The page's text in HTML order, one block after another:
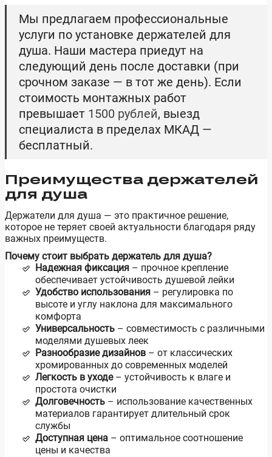
Мы предлагаем профессиональные
услуги по установке держателей для
душа. Наши мастера приедут на
следующий день после доставки (при
срочном заказе — в тот же день). Если
стоимость монтажных работ
превышает 1500 рублей, выезд
специалиста в пределах МКАД —
бесплатный.
Преимущества держателей
для душа
Держатели для душа — это практичное решение,
которое не теряет своей актуальности благодаря ряду
важных преимуществ.
Почему стоит выбрать держатель для душа?
Надежная фиксация – прочное крепление
обеспечивает устойчивость душевой лейки
Удобство использования – регулировка по
высоте и углу наклона для максимального
комфорта
Универсальность – совместимость с различными
моделями душевых леек
Разнообразие дизайнов – от классических
хромированных до современных моделей
Легкость в уходе – устойчивость к влаге и
простота очистки
Долговечность – использование качественных
материалов гарантирует длительный срок
службы
Доступная цена – оптимальное соотношение
цены и качества